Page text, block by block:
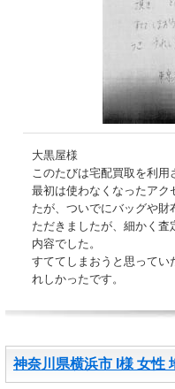
大黒屋様
このたびは宅配買取を利用
最初は使わなくなったアク
たが、ついでにバッグや
ただきましたが、細かく
内容でした。
すててしまおうと思ってい
れしかったです。
神奈川県横浜市 I様 女性